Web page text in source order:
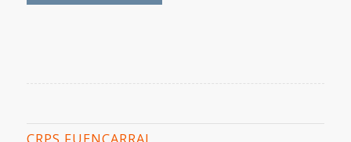
CRPS FUENCARRAL